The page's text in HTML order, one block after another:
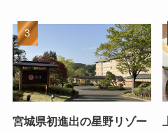
宮城県初進出の星野リゾー